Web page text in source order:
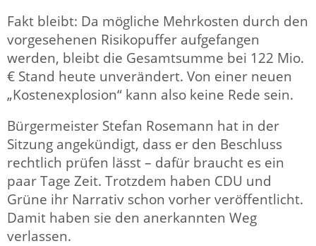
Fakt bleibt: Da mögliche Mehrkosten durch den
vorgesehenen Risikopuffer aufgefangen
werden, bleibt die Gesamtsumme bei 122 Mio.
€ Stand heute unverändert. Von einer neuen
„Kostenexplosion“ kann also keine Rede sein.
Bürgermeister Stefan Rosemann hat in der
Sitzung angekündigt, dass er den Beschluss
rechtlich prüfen lässt – dafür braucht es ein
paar Tage Zeit. Trotzdem haben CDU und
Grüne ihr Narrativ schon vorher veröffentlicht.
Damit haben sie den anerkannten Weg
verlassen.